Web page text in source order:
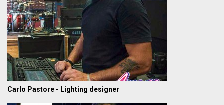
Carlo Pastore - Lighting designer